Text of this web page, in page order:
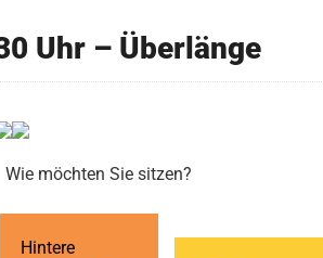
Uhr – Überlänge
Wie möchten Sie sitzen?
Hintere